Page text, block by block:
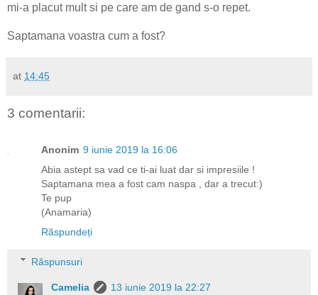
mi-a placut mult si pe care am de gand s-o repet.
Saptamana voastra cum a fost?
at 14:45
3 comentarii:
Anonim 9 iunie 2019 la 16:06
Abia astept sa vad ce ti-ai luat dar si impresiile !
Saptamana mea a fost cam naspa , dar a trecut:)
Te pup
(Anamaria)
Răspundeți
Răspunsuri
Camelia
13 iunie 2019 la 22:27